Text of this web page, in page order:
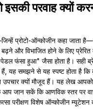
परवाह क्यों
प्रोटो-ऑन्कोजीन कहा जाता
और विभाजित होने के लिए
फंसा हुआ" जैसा होता है। सही
यह समझने से यह स्पष्ट होता है
क्यों मौजूद हैं। यह लेख
आप जान सकें कि आणविक स्तर पर
परीक्षण विशेष ऑन्कोजीन म्यूटेशन